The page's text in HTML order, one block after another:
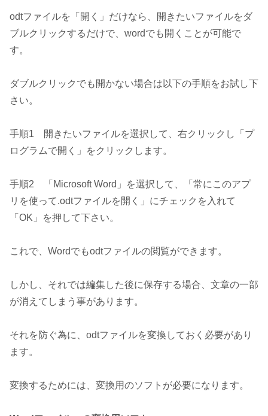
odtファイルを「開く」だけなら、開きたいファイルをダ
ブルクリックするだけで、wordでも開くことが可能で
す。
ダブルクリックでも開かない場合は以下の手順をお試し下
さい。
手順1 開きたいファイルを選択して、右クリックし「プ
ログラムで開く」をクリックします。
手順2 「Microsoft Word」を選択して、「常にこのアプ
リを使って.odtファイルを開く」にチェックを入れて
「OK」を押して下さい。
これで、Wordでもodtファイルの閲覧ができます。
しかし、それでは編集した後に保存する場合、文章の一部
が消えてしまう事があります。
それを防ぐ為に、odtファイルを変換しておく必要があり
ます。
変換するためには、変換用のソフトが必要になります。